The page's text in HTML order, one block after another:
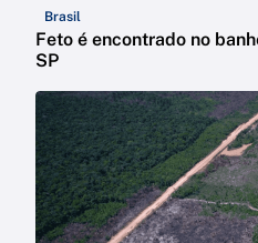
Brasil
Feto é encontrado no
SP